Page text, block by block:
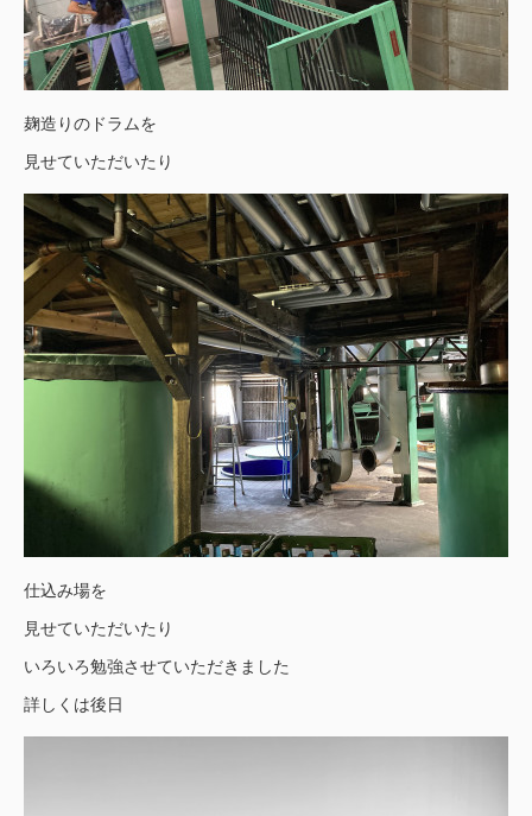
麹造りのドラムを
見せていただいたり
仕込み場を
見せていただいたり
いろいろ勉強させていただきました
詳しくは後日